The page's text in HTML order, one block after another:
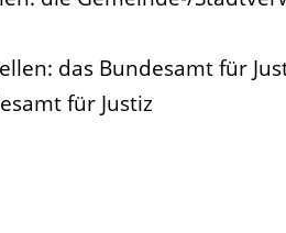
das Bundesamt für
für Justiz